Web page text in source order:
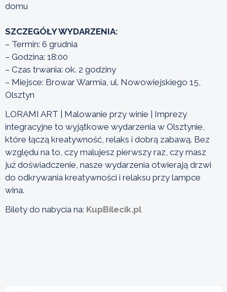
domu
SZCZEGÓŁY WYDARZENIA:
– Termin: 6 grudnia
– Godzina: 18:00
– Czas trwania: ok. 2 godziny
– Miejsce: Browar Warmia, ul. Nowowiejskiego 15,
Olsztyn
LORAMI ART | Malowanie przy winie | Imprezy
integracyjne to wyjątkowe wydarzenia w Olsztynie,
które łączą kreatywność, relaks i dobrą zabawą. Bez
względu na to, czy malujesz pierwszy raz, czy masz
już doświadczenie, nasze wydarzenia otwierają drzwi
do odkrywania kreatywności i relaksu przy lampce
wina.
Bilety do nabycia na: KupBilecik.pl